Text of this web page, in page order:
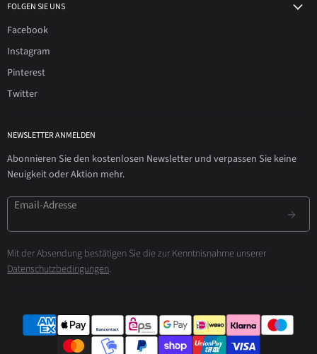
FOLGEN SIE UNS
Facebook
Instagram
Pinterest
Twitter
NEWSLETTER ANMELDEN
Abonnieren Sie den kostenlosen Newsletter und verpassen Sie keine
Neuigkeit oder Aktion mehr.
Email-Adresse
Mit der Absendung bestätigen Sie die zur Kenntnisnahme unserer
Datenschutzbedingungen.